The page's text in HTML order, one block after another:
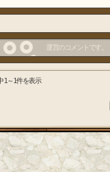
運営のコメントです。
1～1件を表示